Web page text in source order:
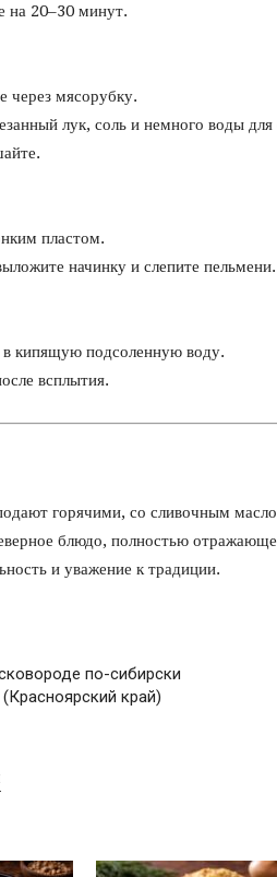
на 20–30 минут.
через мясорубку.
лук, соль и немного воды для
пластом.
начинку и слепите пельмени.
кипящую подсоленную воду.
всплытия.
горячими, со сливочным
блюдо, полностью
и уважение к традиции.
по-сибирски
край)